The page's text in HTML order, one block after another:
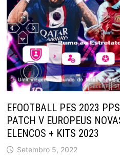
EFOOTBALL PES 2023
PATCH V EUROPEUS
ELENCOS + KITS 2023
Setembro 5, 2022